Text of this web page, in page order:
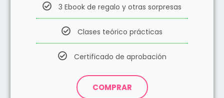
3 Ebook de regalo y otras sorpresas
Clases teórico prácticas
Certificado de aprobación
COMPRAR